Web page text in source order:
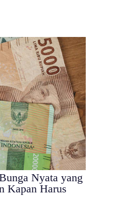
Nyata yang
Kapan Harus